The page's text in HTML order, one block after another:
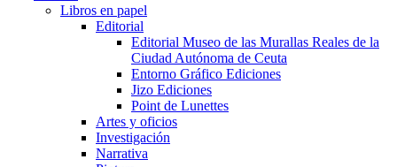
Libros en papel
Editorial
Editorial Museo de las Murallas Reales de la
Ciudad Autónoma de Ceuta
Entorno Gráfico Ediciones
Jizo Ediciones
Point de Lunettes
Artes y oficios
Investigación
Narrativa